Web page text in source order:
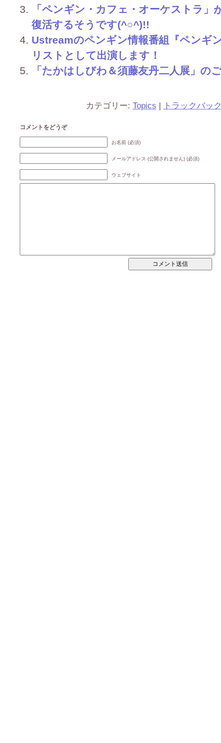
「ペンギン・カフェ・オーケストラ
復活するそうです(^○^)!!
Ustreamのペンギン情報番組『ペンギ
リストとして出演します！
「たかはしびわ＆須藤友丹二人展」
カテゴリー: Topics | トラックバッ
コメントをどうぞ
お名前 (必須)
メールアドレス (公開されません) (必須)
ウェブサイト